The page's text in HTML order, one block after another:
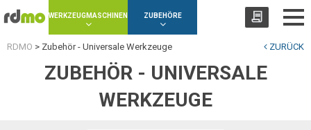
WERKZEUGMASCHINEN ZUBEHÖRE
ZURÜCK
RDMO > Zubehör - Universale Werkzeuge
ZUBEHÖR - UNIVERSALE
WERKZEUGE